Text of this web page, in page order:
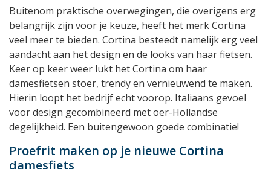
Buitenom praktische overwegingen, die overigens erg
belangrijk zijn voor je keuze, heeft het merk Cortina
veel meer te bieden. Cortina besteedt namelijk erg veel
aandacht aan het design en de looks van haar fietsen.
Keer op keer weer lukt het Cortina om haar
damesfietsen stoer, trendy en vernieuwend te maken.
Hierin loopt het bedrijf echt voorop. Italiaans gevoel
voor design gecombineerd met oer-Hollandse
degelijkheid. Een buitengewoon goede combinatie!
Proefrit maken op je nieuwe Cortina
damesfiets